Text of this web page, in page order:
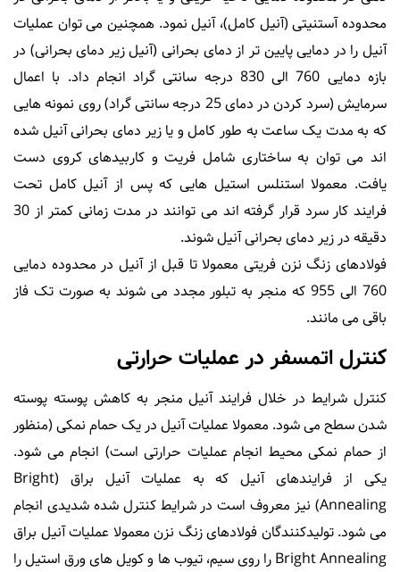
محدوده آستنیتی (آنیل کامل)، آنیل نمود. همچنین می توان عملیات
آنیل را در دمایی پایین تر از دمای بحرانی (آنیل زیر دمای بحرانی) در
بازه دمایی 760 الی 830 درجه سانتی گراد انجام داد. با اعمال
سرمایش (سرد کردن در دمای 25 درجه سانتی گراد) روی نمونه هایی
که به مدت یک ساعت به طور کامل و یا زیر دمای بحرانی آنیل شده
اند می توان به ساختاری شامل فریت و کاربیدهای کروی دست
یافت. معمولا استنلس استیل هایی که پس از آنیل کامل تحت
فرایند کار سرد قرار گرفته اند می توانند در مدت زمانی کمتر از 30
دقیقه در زیر دمای بحرانی آنیل شوند.
فولادهای زنگ نزن فریتی معمولا تا قبل از آنیل در محدوده دمایی
760 الی 955 که منجر به تبلور مجدد می شوند به صورت تک فاز
باقی می مانند.
کنترل اتمسفر در عملیات حرارتی
کنترل شرایط در خلال فرایند آنیل منجر به کاهش پوسته پوسته
شدن سطح می شود. معمولا عملیات آنیل در یک حمام نمکی (منظور
از حمام نمکی محیط انجام عملیات حرارتی است) انجام می شود.
یکی از فرایندهای آنیل که به عملیات آنیل براق (Bright
Annealing) نیز معروف است در شرایط کنترل شده شدیدی انجام
می شود. تولیدکنندگان فولادهای زنگ نزن معمولا عملیات آنیل براق
Bright Annealing را روی سیم، تیوب ها و کویل های ورق استیل را